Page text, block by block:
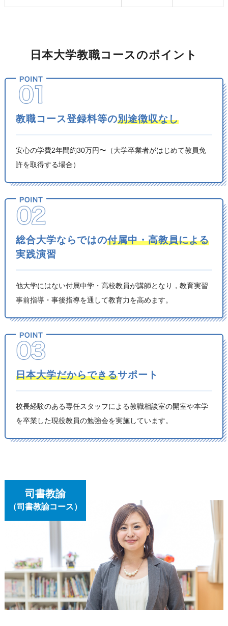
日本大学教職コースのポイント
教職コース登録料等の別途徴収なし
安心の学費2年間約30万円〜（大学卒業者がはじめて教員免
許を取得する場合）
総合大学ならではの付属中・高教員による
実践演習
他大学にはない付属中学・高校教員が講師となり，教育実習
事前指導・事後指導を通して教育力を高めます。
日本大学だからできるサポート
校長経験のある専任スタッフによる教職相談室の開室や本学
を卒業した現役教員の勉強会を実施しています。
司書教諭
（司書教諭コース）